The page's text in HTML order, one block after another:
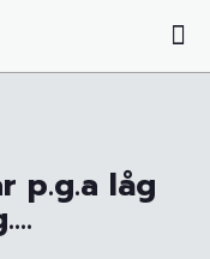
p.g.a låg